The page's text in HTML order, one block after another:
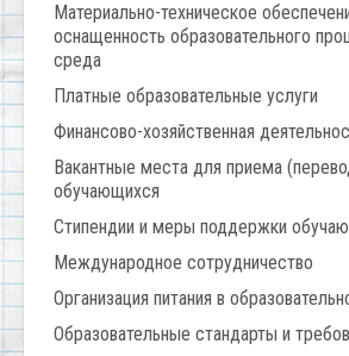
Материально-техническое
оснащенность образовательного
среда
Платные образовательные услуги
Финансово-хозяйственная
Вакантные места для приема
обучающихся
Стипендии и меры поддержки
Международное сотрудничество
Организация питания в
Образовательные стандарты и